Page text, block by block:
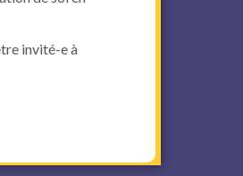
invité-e à